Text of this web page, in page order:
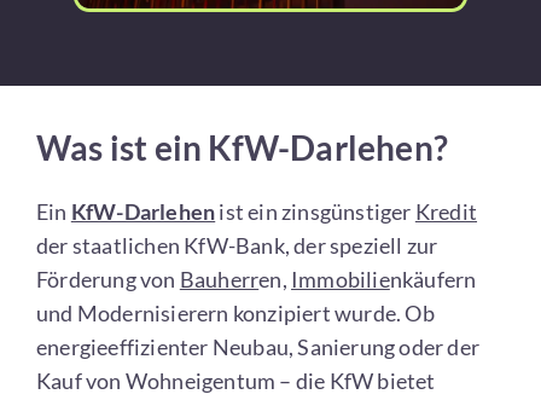
Was ist ein KfW-Darlehen?
Ein KfW-Darlehenist ein zinsgünstiger Kredit
der staatlichen KfW-Bank, der speziell zur
Förderung von Bauherren, Immobilienkäufern
und Modernisierern konzipiert wurde. Ob
energieeffizienter Neubau, Sanierung oder der
Kauf von Wohneigentum – die KfW bietet